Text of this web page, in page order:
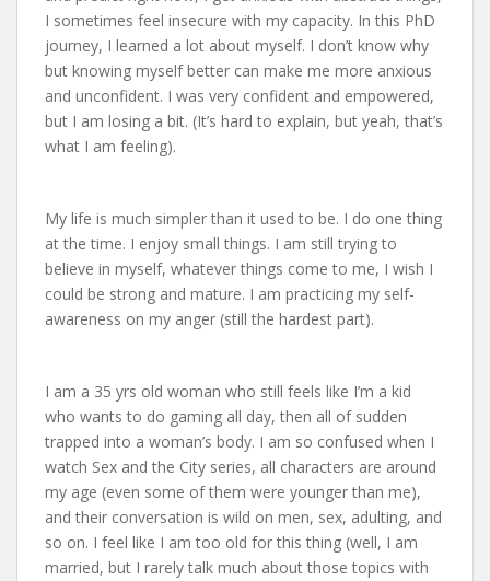
I sometimes feel insecure with my capacity. In this PhD
journey, I learned a lot about myself. I don’t know why
but knowing myself better can make me more anxious
and unconfident. I was very confident and empowered,
but I am losing a bit. (It’s hard to explain, but yeah, that’s
what I am feeling).
My life is much simpler than it used to be. I do one thing
at the time. I enjoy small things. I am still trying to
believe in myself, whatever things come to me, I wish I
could be strong and mature. I am practicing my self-
awareness on my anger (still the hardest part).
I am a 35 yrs old woman who still feels like I’m a kid
who wants to do gaming all day, then all of sudden
trapped into a woman’s body. I am so confused when I
watch Sex and the City series, all characters are around
my age (even some of them were younger than me),
and their conversation is wild on men, sex, adulting, and
so on. I feel like I am too old for this thing (well, I am
married, but I rarely talk much about those topics with